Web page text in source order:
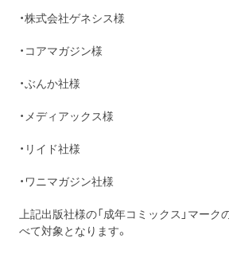
・株式会社ゲネシス様
・コアマガジン様
・ぶんか社様
・メディアックス様
・リイド社様
・ワニマガジン社様
上記出版社様の「成年コミックス」マーク
べて対象となります。